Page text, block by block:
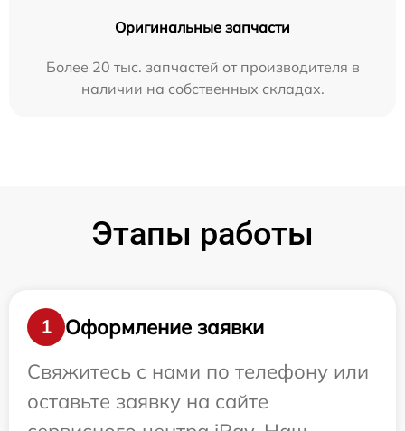
Оригинальные запчасти
Более 20 тыс. запчастей от производителя в
наличии на собственных складах.
Этапы работы
1
Оформление заявки
Свяжитесь с нами по телефону или
оставьте заявку на сайте